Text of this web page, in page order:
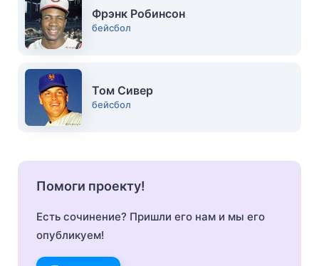
Фрэнк Робинсон
бейсбол
Том Сивер
бейсбол
Помоги проекту!
Есть сочинение? Пришли его нам и мы его
опубликуем!